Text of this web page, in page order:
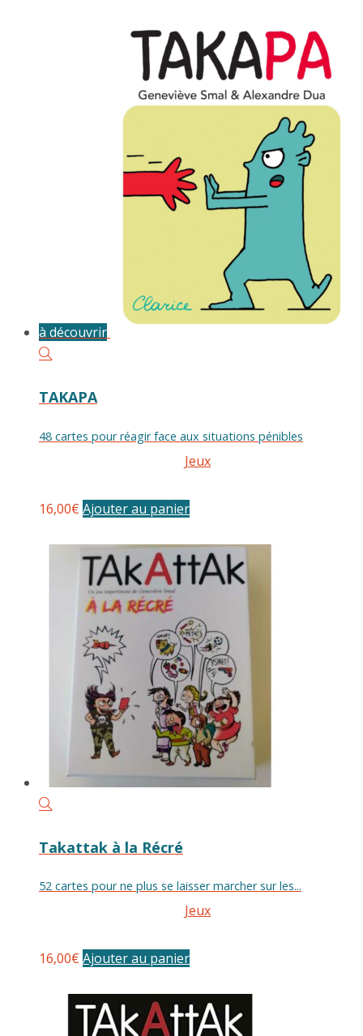
à découvrir
TAKAPA
48 cartes pour réagir face aux situations pénibles
Jeux
16,00€ Ajouter au panier
Takattak à la Récré
52 cartes pour ne plus se laisser marcher sur les...
Jeux
16,00€ Ajouter au panier